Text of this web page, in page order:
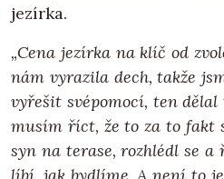
jezírka.
„Cena jezírka na klíč od
nám vyrazila dech, takže
vyřešit svépomocí, ten dělal
musím říct, že to za to fakt
syn na terase, rozhlédl se a
líbí, jak bydlíme. A není to